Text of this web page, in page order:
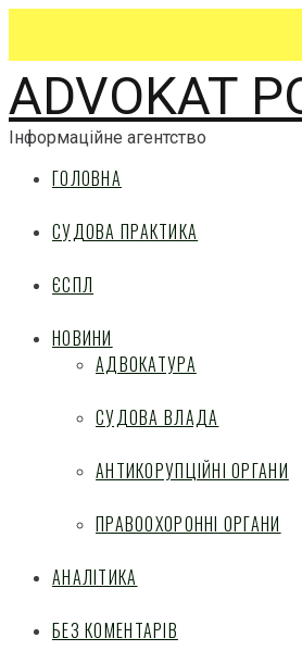
ADVOKAT
Інформаційне агентство
ГОЛОВНА
СУДОВА ПРАКТИКА
ЄСПЛ
НОВИНИ
АДВОКАТУРА
СУДОВА ВЛАДА
АНТИКОРУПЦІЙНІ ОРГАНИ
ПРАВООХОРОННІ ОРГАНИ
АНАЛІТИКА
БЕЗ КОМЕНТАРІВ